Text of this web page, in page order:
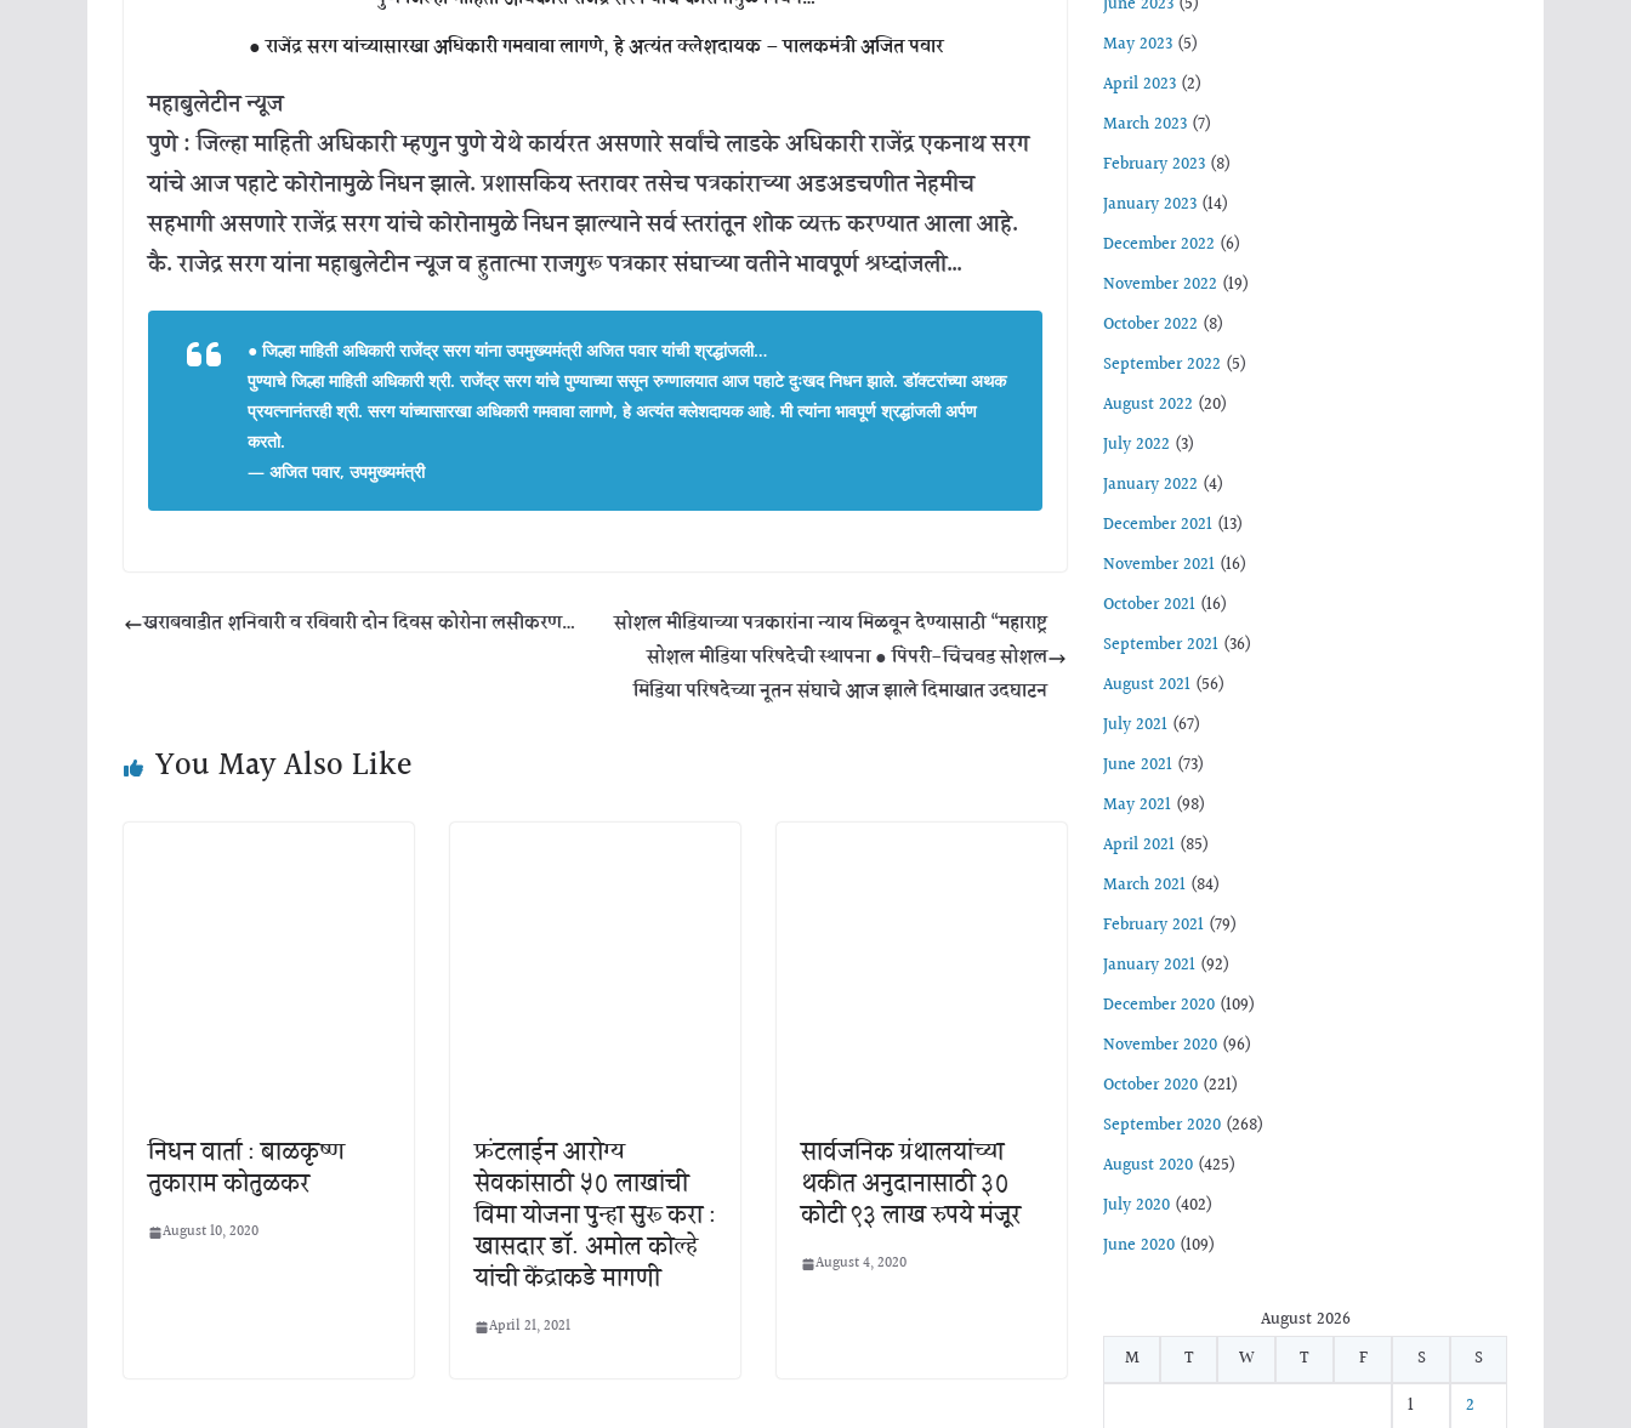
● राजेंद्र सरग यांच्यासारखा अधिकारी गमवावा लागणे, हे अत्यंत क्लेशदायक – पालकमंत्री अजित पवार
महाबुलेटीन न्यूज
पुणे : जिल्हा माहिती अधिकारी म्हणुन पुणे येथे कार्यरत असणारे सर्वांचे लाडके अधिकारी राजेंद्र एकनाथ सरग
यांचे आज पहाटे कोरोनामुळे निधन झाले. प्रशासकिय स्तरावर तसेच पत्रकांराच्या अडअडचणीत नेहमीच
सहभागी असणारे राजेंद्र सरग यांचे कोरोनामुळे निधन झाल्याने सर्व स्तरांतून शोक व्यक्त करण्यात आला आहे.
कै. राजेद्र सरग यांना महाबुलेटीन न्यूज व हुतात्मा राजगुरू पत्रकार संघाच्या वतीने भावपूर्ण श्रध्दांजली…
●जिल्हा माहिती अधिकारी राजेंद्र सरग यांना उपमुख्यमंत्री अजित पवार यांची श्रद्धांजली…
पुण्याचे जिल्हा माहिती अधिकारी श्री. राजेंद्र सरग यांचे पुण्याच्या ससून रुग्णालयात आज पहाटे दुःखद निधन झाले. डॉक्टरांच्या अथक
प्रयत्नानंतरही श्री. सरग यांच्यासारखा अधिकारी गमवावा लागणे, हे अत्यंत क्लेशदायक आहे. मी त्यांना भावपूर्ण श्रद्धांजली अर्पण
करतो.
— अजित पवार, उपमुख्यमंत्री
खराबवाडीत शनिवारी व रविवारी दोन दिवस कोरोना लसीकरण…
सोशल मीडियाच्या पत्रकारांना न्याय मिळवून देण्यासाठी “महाराष्ट्र
सोशल मीडिया परिषदेची स्थापना ● पिंपरी-चिंचवड सोशल
मिडिया परिषदेच्या नूतन संघाचे आज झाले दिमाखात उदघाटन
You May Also Like
निधन वार्ता : बाळकृष्ण
तुकाराम कोतुळकर
August 10, 2020
फ्रंटलाईन आरोग्य
सेवकांसाठी ५० लाखांची
विमा योजना पुन्हा सुरू करा :
खासदार डॉ. अमोल कोल्हे
यांची केंद्राकडे मागणी
April 21, 2021
सार्वजनिक ग्रंथालयांच्या
थकीत अनुदानासाठी ३०
कोटी ९३ लाख रुपये मंजूर
August 4, 2020
May 2023 (5)
April 2023 (2)
March 2023 (7)
February 2023 (8)
January 2023 (14)
December 2022 (6)
November 2022 (19)
October 2022 (8)
September 2022 (5)
August 2022 (20)
July 2022 (3)
January 2022 (4)
December 2021 (13)
November 2021 (16)
October 2021 (16)
September 2021 (36)
August 2021 (56)
July 2021 (67)
June 2021 (73)
May 2021 (98)
April 2021 (85)
March 2021 (84)
February 2021 (79)
January 2021 (92)
December 2020 (109)
November 2020 (96)
October 2020 (221)
September 2020 (268)
August 2020 (425)
July 2020 (402)
June 2020 (109)
August 2026
M
T W T F S
S
1
2